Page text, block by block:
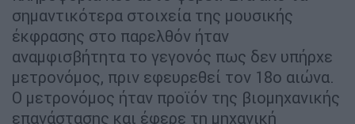
σημαντικότερα στοιχεία της μουσικής
έκφρασης στο παρελθόν ήταν
αναμφισβήτητα το γεγονός πως δεν υπήρχε
μετρονόμος, πριν εφευρεθεί τον 18ο αιώνα.
Ο μετρονόμος ήταν προϊόν της βιομηχανικής
επανάστασης και έφερε τη μηχανική